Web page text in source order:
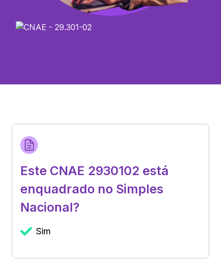
Este CNAE 2930102 está
enquadrado no Simples
Nacional?
Sim